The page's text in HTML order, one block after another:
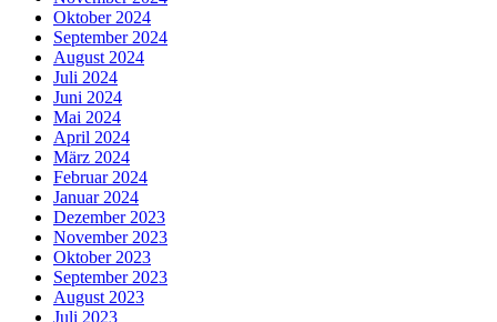
Oktober 2024
September 2024
August 2024
Juli 2024
Juni 2024
Mai 2024
April 2024
März 2024
Februar 2024
Januar 2024
Dezember 2023
November 2023
Oktober 2023
September 2023
August 2023
Juli 2023